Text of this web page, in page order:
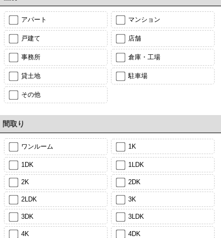
アパート マンション
戸建て 店舗
事務所 倉庫・工場
貸土地 駐車場
その他
間取り
ワンルーム 1K
1DK 1LDK
2K 2DK
2LDK 3K
3DK 3LDK
4K 4DK